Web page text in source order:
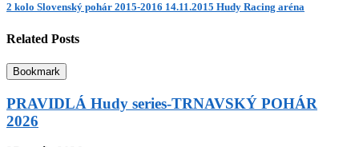
2 kolo Slovenský pohár 2015-2016 14.11.2015 Hudy Racing aréna
Related Posts
Bookmark
PRAVIDLÁ Hudy series-TRNAVSKÝ POHÁR
2026